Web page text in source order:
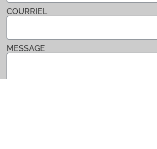
COURRIEL
MESSAGE